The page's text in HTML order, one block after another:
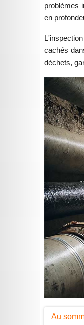
problèmes
en
cachés
déchets,
Au